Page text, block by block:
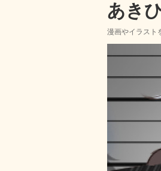
あき
漫画やイラスト